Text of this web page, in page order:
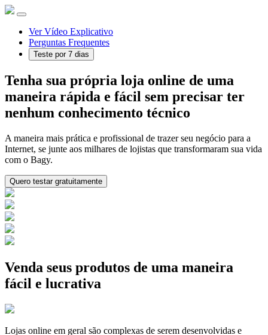
Ver Vídeo Explicativo
Perguntas Frequentes
Teste por 7 dias
Tenha sua própria loja online de uma
maneira rápida e fácil sem precisar ter
nenhum conhecimento técnico
A maneira mais prática e profissional de trazer seu negócio para a
Internet, se junte aos milhares de lojistas que transformaram sua vida
com o Bagy.
Quero testar gratuitamente
Venda seus produtos de uma maneira
fácil e lucrativa
Lojas online em geral são complexas de serem desenvolvidas e